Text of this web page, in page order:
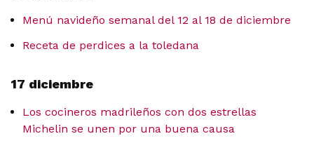
Menú navideño semanal del 12 al 18 de diciembre
Receta de perdices a la toledana
17 diciembre
Los cocineros madrileños con dos estrellas
Michelin se unen por una buena causa